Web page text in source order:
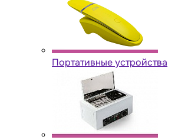
Портативные устройства